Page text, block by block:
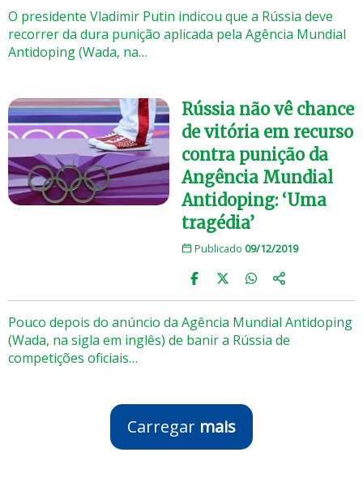
O presidente Vladimir Putin indicou que a Rússia deve
recorrer da dura punição aplicada pela Agência Mundial
Antidoping (Wada, na…
Rússia não vê chance
de vitória em recurso
contra punição da
Angência Mundial
Antidoping: ‘Uma
tragédia’
Publicado 09/12/2019
Pouco depois do anúncio da Agência Mundial Antidoping
(Wada, na sigla em inglês) de banir a Rússia de
competições oficiais…
Carregar mais